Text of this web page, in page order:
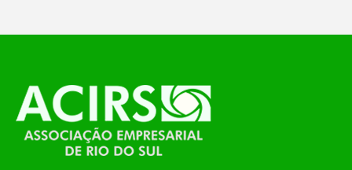
O Polo ACATE-ACIRS, por meio do NIAVI – Núcleo
de Tecnologia da Informação do Alto Vale do
Itajaí, realizou, no dia 21 de julho, o evento
Conexão Tech NIAVI, reunindo empresas de
tecnologia da região para uma noite de